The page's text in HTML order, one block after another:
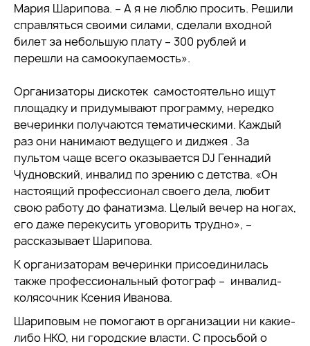
Мария Шарипова. – А я не люблю просить. Решили
справляться своими силами, сделали входной
билет за небольшую плату – 300 рублей и
перешли на самоокупаемость».
Организаторы дискотек самостоятельно ищут
площадку и придумывают программу, нередко
вечеринки получаются тематическими. Каждый
раз они нанимают ведущего и диджея . За
пультом чаще всего оказывается DJ Геннадий
Чудновский, инвалид по зрению с детства. «Он
настоящий профессионал своего дела, любит
свою работу до фанатизма. Целый вечер на ногах,
его даже перекусить уговорить трудно», –
рассказывает Шарипова.
К организаторам вечеринки присоединилась
также профессиональный фотограф – инвалид-
колясочник Ксения Иванова.
Шариповым не помогают в организации ни какие-
либо НКО, ни городские власти. С просьбой о